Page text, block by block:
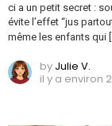
ci a un petit secret :
évite l’effet “jus
même les enfants qui
by Julie V.
il y a environ